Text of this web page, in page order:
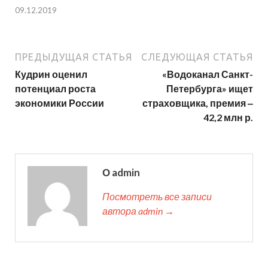
09.12.2019
ПРЕДЫДУЩАЯ СТАТЬЯ
Кудрин оценил
потенциал роста
экономики России
СЛЕДУЮЩАЯ СТАТЬЯ
«Водоканал Санкт-
Петербурга» ищет
страховщика, премия ‒
42,2 млн р.
О admin
Посмотреть все записи
автора admin →